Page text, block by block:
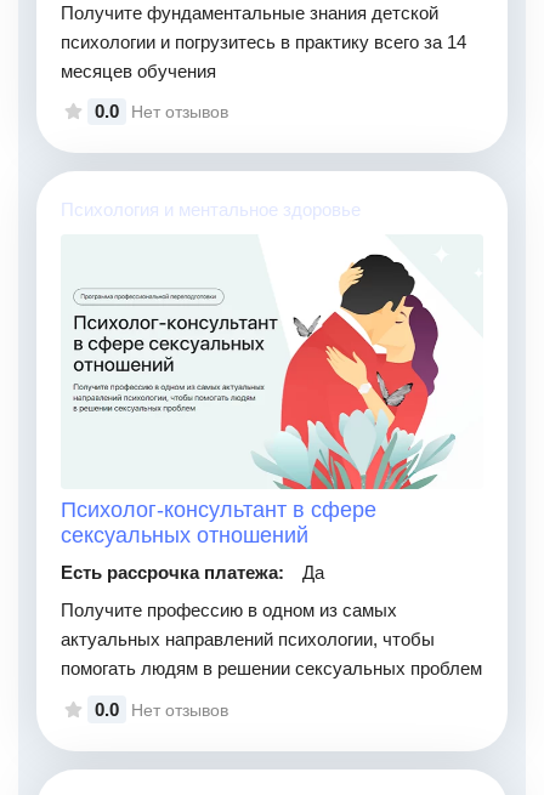
Получите фундаментальные знания детской
психологии и погрузитесь в практику всего за 14
месяцев обучения
0.0
Нет отзывов
Психология и ментальное здоровье
Психолог-консультант в сфере
сексуальных отношений
Есть рассрочка платежа:
Да
Получите профессию в одном из самых
актуальных направлений психологии, чтобы
помогать людям в решении сексуальных проблем
0.0
Нет отзывов